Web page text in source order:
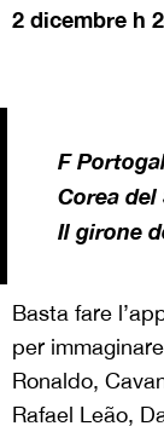
2 dicembre h
F
Corea del
Il girone
Basta fare
per
Ronaldo,
Rafael Leão,